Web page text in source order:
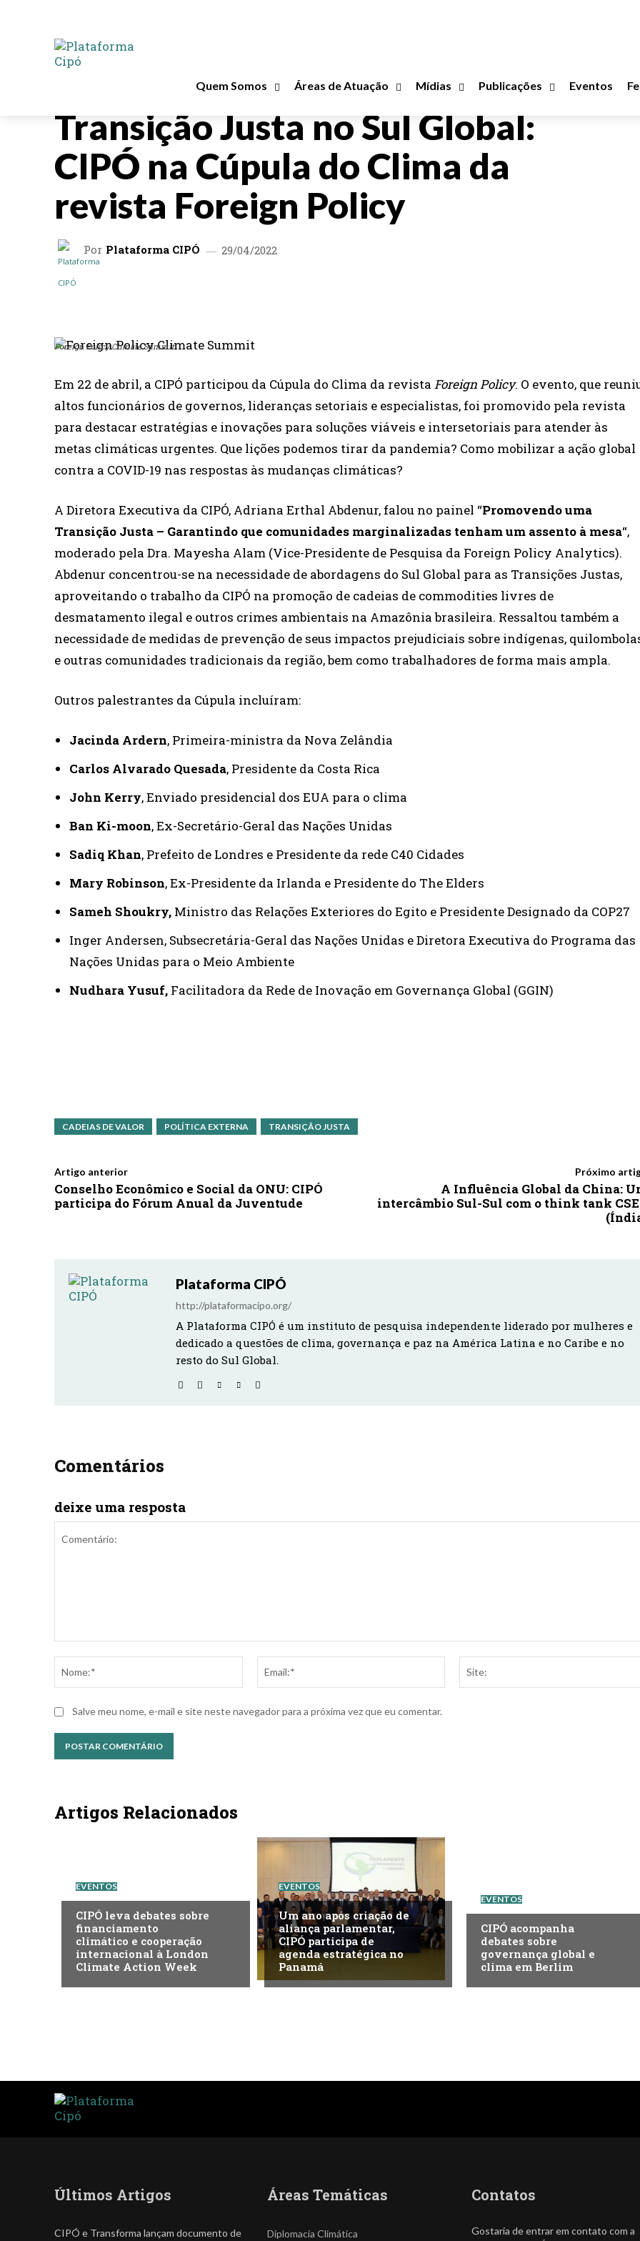
Quem Somos Áreas de Atuação Mídias Publicações Eventos
Transição Justa no Sul Global:
CIPÓ na Cúpula do Clima da
revista Foreign Policy
Por Plataforma CIPÓ 29/04/2022
Foreign Policy Climate Summit
Em 22 de abril, a CIPÓ participou da Cúpula do Clima da revista Foreign Policy. O evento, que
altos funcionários de governos, lideranças setoriais e especialistas, foi promovido pela revista
para destacar estratégias e inovações para soluções viáveis ​​e intersetoriais para atender às
metas climáticas urgentes. Que lições podemos tirar da pandemia? Como mobilizar a ação global
contra a COVID-19 nas respostas às mudanças climáticas?
A Diretora Executiva da CIPÓ, Adriana Erthal Abdenur, falou no painel “Promovendo uma
Transição Justa – Garantindo que comunidades marginalizadas tenham um assento à mesa“,
moderado pela Dra. Mayesha Alam (Vice-Presidente de Pesquisa da Foreign Policy Analytics).
Abdenur concentrou-se na necessidade de abordagens do Sul Global para as Transições Justas,
aproveitando o trabalho da CIPÓ na promoção de cadeias de commodities livres de
desmatamento ilegal e outros crimes ambientais na Amazônia brasileira. Ressaltou também a
necessidade de medidas de prevenção de seus impactos prejudiciais sobre indígenas,
e outras comunidades tradicionais da região, bem como trabalhadores de forma mais ampla.
Outros palestrantes da Cúpula incluíram:
Jacinda Ardern, Primeira-ministra da Nova Zelândia
Carlos Alvarado Quesada, Presidente da Costa Rica
John Kerry, Enviado presidencial dos EUA para o clima
Ban Ki-moon, Ex-Secretário-Geral das Nações Unidas
Sadiq Khan, Prefeito de Londres e Presidente da rede C40 Cidades
Mary Robinson, Ex-Presidente da Irlanda e Presidente do The Elders
Sameh Shoukry, Ministro das Relações Exteriores do Egito e Presidente Designado da COP27
Inger Andersen, Subsecretária-Geral das Nações Unidas e Diretora Executiva do Programa das
Nações Unidas para o Meio Ambiente
Nudhara Yusuf, Facilitadora da Rede de Inovação em Governança Global (GGIN)
CADEIAS DE VALOR POLÍTICA EXTERNA TRANSIÇÃO JUSTA
Artigo anterior
Conselho Econômico e Social da ONU: CIPÓ
participa do Fórum Anual da Juventude
Próximo
A Influência Global da China:
intercâmbio Sul-Sul com o think tank
Plataforma CIPÓ
http://plataformacipo.org/
A Plataforma CIPÓ é um instituto de pesquisa independente liderado por mulheres e
dedicado a questões de clima, governança e paz na América Latina e no Caribe e no
resto do Sul Global.
Comentários
deixe uma resposta
Salve meu nome, e-mail e site neste navegador para a próxima vez que eu comentar.
Artigos Relacionados
EVENTOS
CIPÓ leva debates sobre
financiamento
climático e cooperação
internacional à London
Climate Action Week
EVENTOS
Um ano após criação de
aliança parlamentar,
CIPÓ participa de
agenda estratégica no
Panamá
EVENTOS
CIPÓ acompanha
debates sobre
governança global e
clima em Berlim
Últimos Artigos
CIPÓ e Transforma lançam documento de
Áreas Temáticas
Diplomacia Climática
Contatos
Gostaria de entrar em contato com a